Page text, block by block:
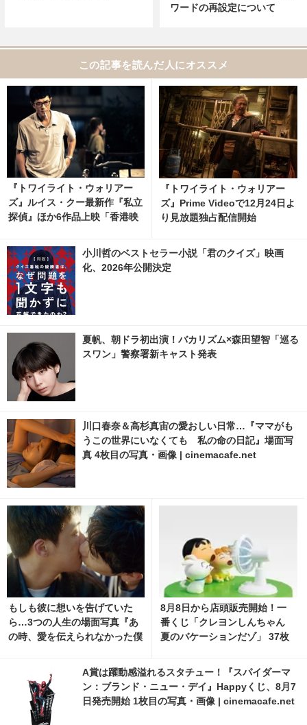
ワードの再設定について
この記事を読んだ人にオススメ
『トワイライト・ウォリアー
ズ』ルイス・クー最新作『私立
探偵』ほか6作品上映「香港映
予告編も
『トワイライト・ウォリアー
ズ』Prime Videoで12月24日よ
り見放題独占配信開始
小川哲のベストセラー小説「君のクイズ」映画
化、2026年公開決定
夏帆、朝ドラ初出演！バカリズム×森田望智「巡る
スワン」警察署新キャスト発表
川口春奈＆高杉真宙の愛おしい日常…『ママがも
うこの世界にいなくても 私の命の日記』場面写
真 4枚目の写真・画像 | cinemacafe.net
もしも彼に想いを告げていた
ら…3つの人生の場面写真『あ
の時、愛を伝えられなかった僕
8月8日から店頭販売開始！一
番くじ「クレヨンしんちゃん
夏のバケーションだゾ」 37枚
net
A賞は躍動感溢れるスタチュー！『スパイダーマ
ン：ブランド・ニュー・デイ』Happyくじ、8月7
日発売開始 1枚目の写真・画像 | cinemacafe.net